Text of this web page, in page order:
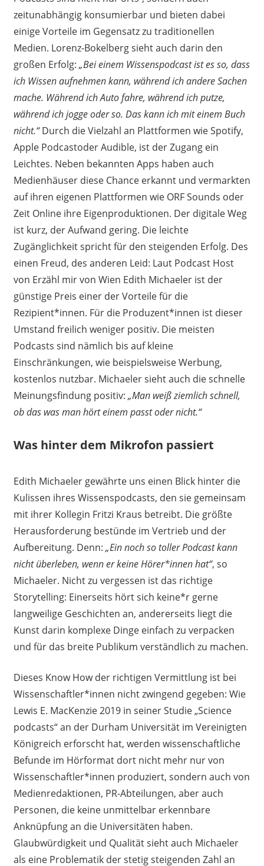
zeitunabhängig konsumierbar und bieten dabei
einige Vorteile im Gegensatz zu traditionellen
Medien. Lorenz-Bokelberg sieht auch darin den
großen Erfolg:„Bei einem Wissenspodcast ist es so, dass
ich Wissen aufnehmen kann, während ich andere Sachen
mache. Während ich Auto fahre, während ich putze,
während ich jogge oder so. Das kann ich mit einem Buch
nicht.“Durch die Vielzahl an Plattformen wie Spotify,
Apple Podcastoder Audible, ist der Zugang ein
Leichtes. Neben bekannten Apps haben auch
Medienhäuser diese Chance erkannt und vermarkten
auf ihren eigenen Plattformen wie ORF Sounds oder
Zeit Online ihre Eigenproduktionen. Der digitale Weg
ist kurz, der Aufwand gering. Die leichte
Zugänglichkeit spricht für den steigenden Erfolg. Des
einen Freud, des anderen Leid: Laut Podcast Host
von Erzähl mir von Wien Edith Michaeler ist der
günstige Preis einer der Vorteile für die
Rezipient*innen. Für die Produzent*innen ist dieser
Umstand freilich weniger positiv. Die meisten
Podcasts sind nämlich bis auf kleine
Einschränkungen, wie beispielsweise Werbung,
kostenlos nutzbar. Michaeler sieht auch die schnelle
Meinungsfindung positiv:„Man weiß ziemlich schnell,
ob das was man hört einem passt oder nicht.“
Was hinter dem Mikrofon passiert
Edith Michaeler gewährte uns einen Blick hinter die
Kulissen ihres Wissenspodcasts, den sie gemeinsam
mit ihrer Kollegin Fritzi Kraus betreibt. Die größte
Herausforderung bestünde im Vertrieb und der
Aufbereitung. Denn:„Ein noch so toller Podcast kann
nicht überleben, wenn er keine Hörer*innen hat“, so
Michaeler. Nicht zu vergessen ist das richtige
Storytelling: Einerseits hört sich keine*r gerne
langweilige Geschichten an, andererseits liegt die
Kunst darin komplexe Dinge einfach zu verpacken
und für das breite Publikum verständlich zu machen.
Dieses Know How der richtigen Vermittlung ist bei
Wissenschaftler*innen nicht zwingend gegeben: Wie
Lewis E. MacKenzie 2019 in seiner Studie „Science
podcasts“ an der Durham Universität im Vereinigten
Königreich erforscht hat, werden wissenschaftliche
Befunde im Hörformat dort nicht mehr nur von
Wissenschaftler*innen produziert, sondern auch von
Medienredaktionen, PR-Abteilungen, aber auch
Personen, die keine unmittelbar erkennbare
Anknüpfung an die Universitäten haben.
Glaubwürdigkeit und Qualität sieht auch Michaeler
als eine Problematik der stetig steigenden Zahl an